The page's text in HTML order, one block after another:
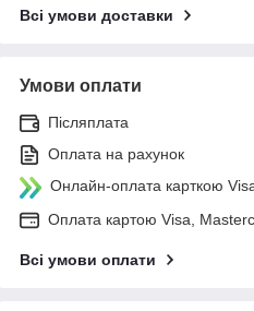
Всі умови доставки
Умови оплати
Післяплата
Оплата на рахунок
Онлайн-оплата карткою
Оплата картою Visa,
Всі умови оплати